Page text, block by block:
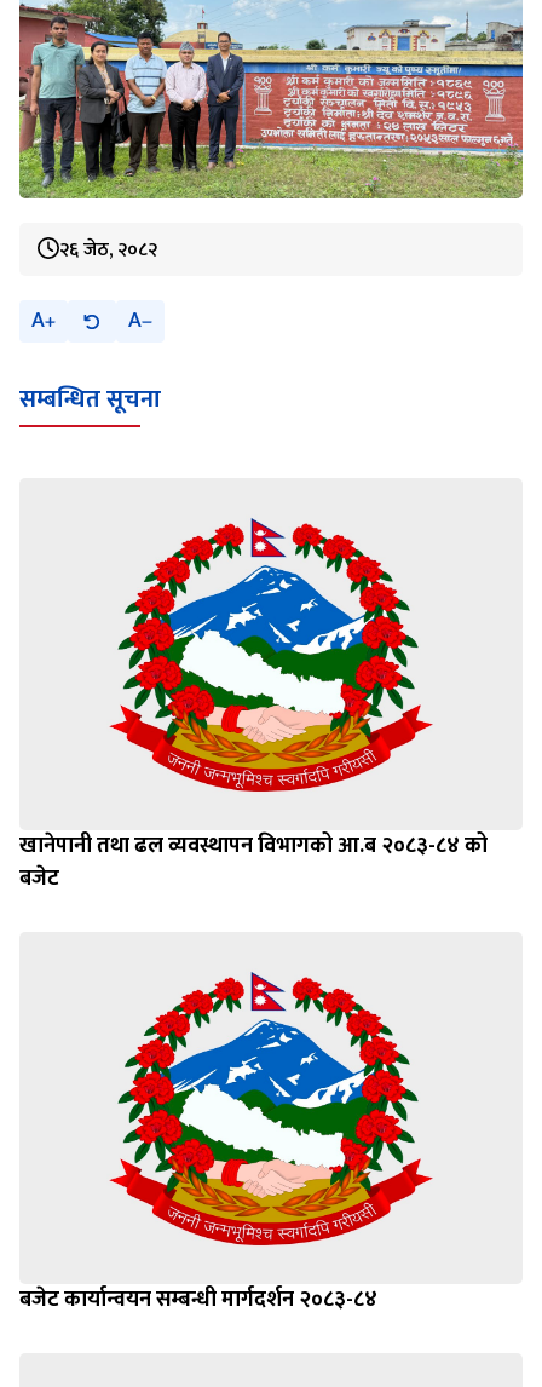
२६ जेठ, २०८२
A A
सम्बन्धित सूचना
खानेपानी तथा ढल व्यवस्थापन विभागको आ.ब २०८३-८४ को
बजेट
बजेट कार्यान्वयन सम्बन्धी मार्गदर्शन २०८३-८४